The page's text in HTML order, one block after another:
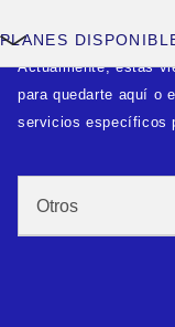
Actualmente, estás
para quedarte aquí o
servicios específicos
PLANES